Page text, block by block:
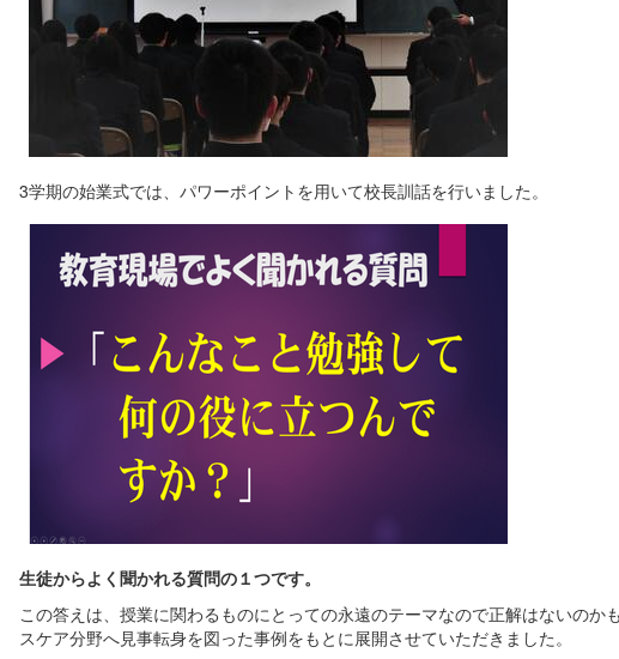
3学期の始業式では、パワーポイントを用いて校長訓話を行いました。
生徒からよく聞かれる質問の１つです。
この答えは、授業に関わるものにとっての永遠のテーマなので正解はないの
スケア分野へ見事転身を図った事例をもとに展開させていただきました。